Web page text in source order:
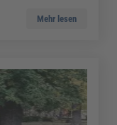
Mehr lesen